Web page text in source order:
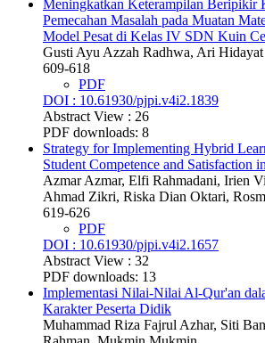
Meningkatkan Keterampilan Beripikir
Pemecahan Masalah pada Muatan
Model Pesat di Kelas IV SDN Kuin
Gusti Ayu Azzah Radhwa, Ari Hidayat
609-618
PDF
DOI : 10.61930/pjpi.v4i2.1839
Abstract View : 26
PDF downloads: 8
Strategy for Implementing Hybrid
Student Competence and Satisfaction
Azmar Azmar, Elfi Rahmadani, Irien
Ahmad Zikri, Riska Dian Oktari,
619-626
PDF
DOI : 10.61930/pjpi.v4i2.1657
Abstract View : 32
PDF downloads: 13
Implementasi Nilai-Nilai Al-Qur'an
Karakter Peserta Didik
Muhammad Riza Fajrul Azhar, Siti